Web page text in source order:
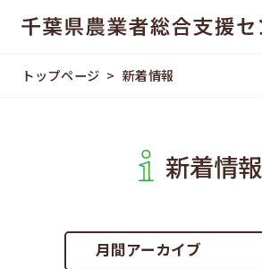
トップページ 新着情報
新着情報